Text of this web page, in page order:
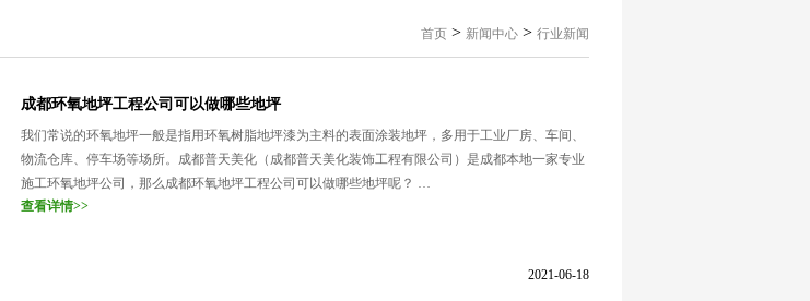
首页 > 新闻中心 > 行业新闻
成都环氧地坪工程公司可以做哪些地坪
我们常说的环氧地坪一般是指用环氧树脂地坪漆为主料的表面涂装地坪，多用于工业厂房、车间、
物流仓库、停车场等场所。成都普天美化（成都普天美化装饰工程有限公司）是成都本地一家专业
施工环氧地坪公司，那么成都环氧地坪工程公司可以做哪些地坪呢？ …
查看详情>>
2021-06-18